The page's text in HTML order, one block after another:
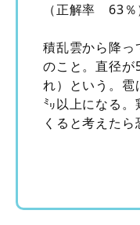
（正解率 63％
積乱雲から降っ
のこと。直径が
れ）という。雹
㍉以上になる。
くると考えたら